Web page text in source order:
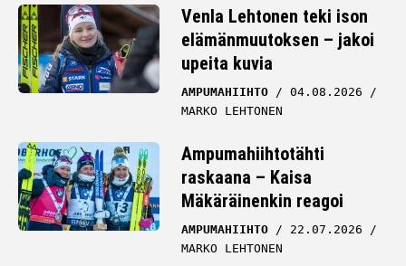
Venla Lehtonen teki ison
elämänmuutoksen – jakoi
upeita kuvia
AMPUMAHIIHTO
04.08.2026
MARKO LEHTONEN
Ampumahiihtotähti
raskaana – Kaisa
Mäkäräinenkin reagoi
AMPUMAHIIHTO
22.07.2026
MARKO LEHTONEN